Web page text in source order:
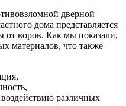
дверной
дома представляется
от воров. Как мы показали,
материалов, что также
различных